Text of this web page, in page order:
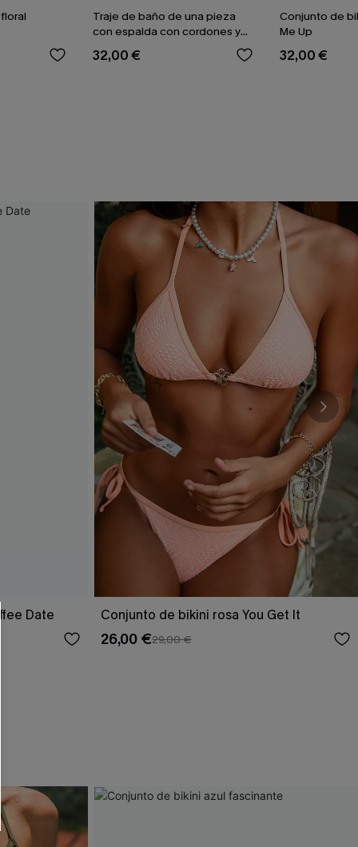
Traje de baño de una pieza
con espalda con cordones y
aleteo floral
32,00 €
Conjunto de
Me Up
32,00 €
Date Conjunto de bikini rosa You Get It
26,00 €29,00 €